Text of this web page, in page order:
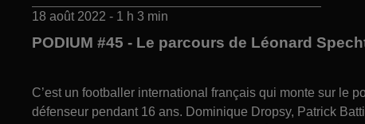
18 août 2022 - 1 h 3 min
PODIUM #45 - Le parcours de Léonard
C’est un footballer international français qui monte sur le
défenseur pendant 16 ans. Dominique Dropsy, Patrick